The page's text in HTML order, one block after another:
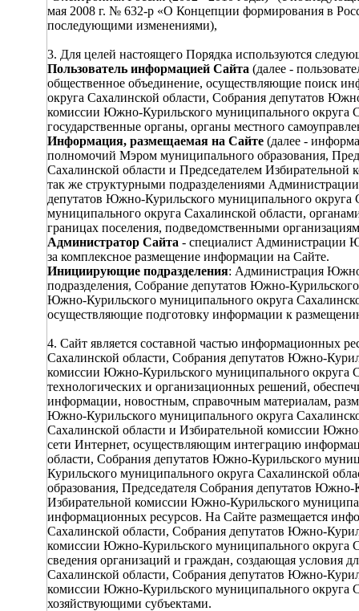
мая 2008 г. № 632-р «О Концепции формирования в
последующими изменениями),
3. Для целей настоящего Порядка используются
Пользователь информацией Сайта (далее -
общественное объединение, осуществляющие поиск
округа Сахалинской области, Собрания депутатов
комиссии Южно-Курильского муниципального округа
государственные органы, органы местного
Информация, размещаемая на Сайте (далее -
полномочий Мэром муниципального образования,
Сахалинской области и Председателем
так же структурными подразделениями
депутатов Южно-Курильского муниципального
муниципального округа Сахалинской области,
границах поселения, подведомственными
Администратор Сайта - специалист Администрации
за комплексное размещение информации на Сайте.
Инициирующие подразделения: Администрация
подразделения, Собрание депутатов Южно-
Южно-Курильского муниципального округа
осуществляющие подготовку информации к
4. Сайт является составной частью информационных
Сахалинской области, Собрания депутатов Южно-
комиссии Южно-Курильского муниципального округа
технологических и организационных решений,
информации, новостным, справочным материалам,
Южно-Курильского муниципального округа
Сахалинской области и Избирательной комиссии
сети Интернет, осуществляющим интеграцию
области, Собрания депутатов Южно-Курильского
Курильского муниципального округа Сахалинской
образования, Председателя Собрания депутатов
Избирательной комиссии Южно-Курильского
информационных ресурсов. На Сайте размещается
Сахалинской области, Собрания депутатов Южно-
комиссии Южно-Курильского муниципального округа
сведения организаций и граждан, создающая условия
Сахалинской области, Собрания депутатов Южно-
комиссии Южно-Курильского муниципального округа
хозяйствующими субъектами.